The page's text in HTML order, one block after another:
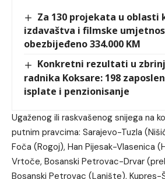
Za 130 projekata u oblasti
izdavaštva i filmske
obezbijeđeno 334.000 KM
Konkretni rezultati u
radnika Koksare: 198
isplate i penzionisanje
Ugaženog ili raskvašenog snijega na
putnim pravcima: Sarajevo-Tuzla
Foča (Rogoj), Han Pijesak-Vlasenica
Vrtoče, Bosanski Petrovac-Drvar
Bosanski Petrovac (Lanište), Kupres-